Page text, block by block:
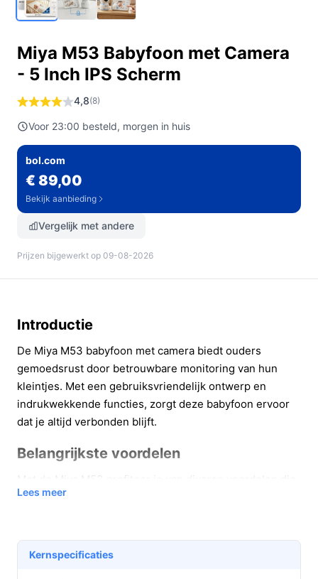
Miya M53 Babyfoon met Camera
- 5 Inch IPS Scherm
4,8(8)
Voor 23:00 besteld, morgen in huis
bol.com
€ 89,00
Bekijk aanbieding
Vergelijk met andere
Prijzen bijgewerkt op 09-08-2026
Introductie
De Miya M53 babyfoon met camera biedt ouders
gemoedsrust door betrouwbare monitoring van hun
kleintjes. Met een gebruiksvriendelijk ontwerp en
indrukwekkende functies, zorgt deze babyfoon ervoor
dat je altijd verbonden blijft.
Belangrijkste voordelen
het leven als ouder gemakkelijker maken:
waardoor je altijd een scherp beeld hebt van je
baby, ongeacht de hoek.
Lees meer
Kernspecificaties